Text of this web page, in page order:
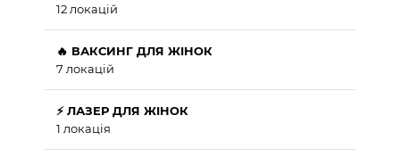
12 локацій
🔥 ВАКСИНГ ДЛЯ ЖІНОК
7 локацій
⚡ ЛАЗЕР ДЛЯ ЖІНОК
1 локація